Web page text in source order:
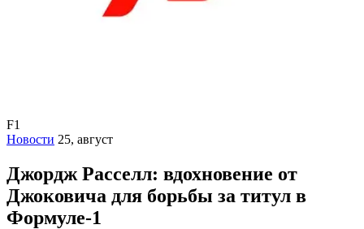
F1
Новости 25, август
Джордж Расселл: вдохновение от
Джоковича для борьбы за титул в
Формуле-1